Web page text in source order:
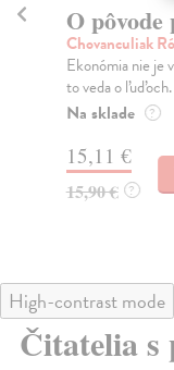
O
Chovanculiak
Ekonómia nie je
to veda o ľuďoch.
Na sklade ?
15,11 €
15,90 € ?
High-contrast mode
Čitatelia s